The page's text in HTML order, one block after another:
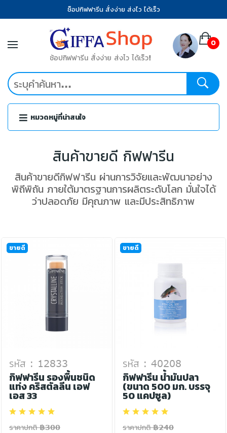
ช็อปกิฟฟารีน สั่งง่าย ส่งไว ได้เร็ว
ช้อปกิฟฟารีน สั่งง่าย ส่งไว ได้เร็ว!
0
หมวดหมู่ที่น่าสนใจ
สินค้าขายดี กิฟฟารีน
สินค้าขายดีกิฟฟารีน ผ่านการวิจัยและพัฒนาอย่าง
พิถีพิถัน ภายใต้มาตรฐานการผลิตระดับโลก มั่นใจได้
ว่าปลอดภัย มีคุณภาพ และมีประสิทธิภาพ
ขายดี
รหัส : 12833
กิฟฟารีน รองพื้นชนิด
แท่ง คริสตัลลีน เอฟ
เอส 33
ราคาปกติ ฿300
ขายดี
รหัส : 40208
กิฟฟารีน น้ำมันปลา
(ขนาด 500 มก. บรรจุ
50 แคปซูล)
ราคาปกติ ฿240